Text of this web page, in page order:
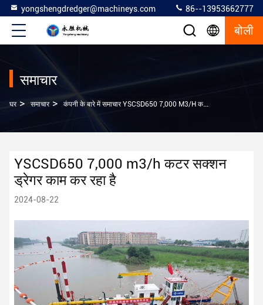
yongshengdredger@machineys.com 86--13953662777
बोली
समाचार
घर > समाचार > कंपनी के बारे में समाचार YSCSD650 7,000 M3/h कटर सक्शन ड्रेगर काम कर रहा है
YSCSD650 7,000 m3/h कटर सक्शन
ड्रेगर काम कर रहा है
2024-08-22